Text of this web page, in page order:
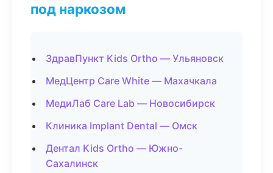
под наркозом
ЗдравПункт Kids Ortho — Ульяновск
МедЦентр Care White — Махачкала
МедиЛаб Care Lab — Новосибирск
Клиника Implant Dental — Омск
Дентал Kids Ortho — Южно-
Сахалинск